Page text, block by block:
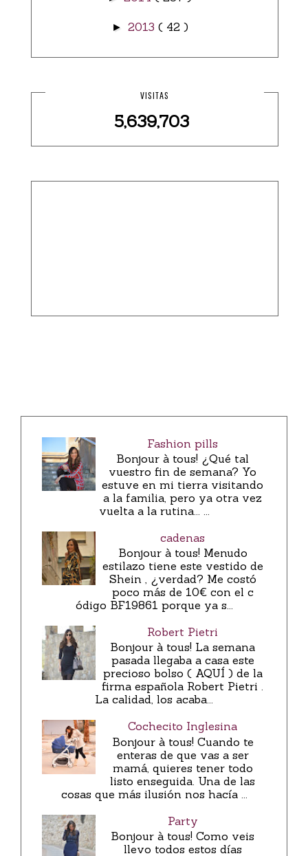
► 2013 ( 42 )
VISITAS
5,639,703
Fashion pills
Bonjour à tous! ¿Qué tal
vuestro fin de semana? Yo
estuve en mi tierra visitando
a la familia, pero ya otra vez
vuelta a la rutina... ...
cadenas
Bonjour à tous! Menudo
estilazo tiene este vestido de
Shein , ¿verdad? Me costó
poco más de 10€ con el c
ódigo BF19861 porque ya s...
Robert Pietri
Bonjour à tous! La semana
pasada llegaba a casa este
precioso bolso ( AQUÍ ) de la
firma española Robert Pietri .
La calidad, los acaba...
Cochecito Inglesina
Bonjour à tous! Cuando te
enteras de que vas a ser
mamá, quieres tener todo
listo enseguida. Una de las
cosas que más ilusión nos hacía ...
Party
Bonjour à tous! Como veis
llevo todos estos días